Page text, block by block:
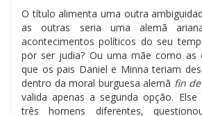
O título alimenta uma outra
as outras seria uma alemã
acontecimentos políticos do seu
por ser judia? Ou uma mãe como as
que os pais Daniel e Minna teriam
dentro da moral burguesa alemã fin
valida apenas a segunda opção.
três homens diferentes,